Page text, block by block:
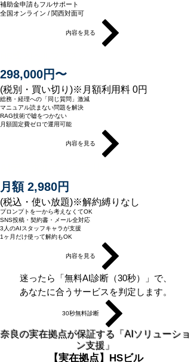
補助金申請もフルサポート
全国オンライン / 関西対面可
内容を見る
298,000円〜
(税別・買い切り)※月額利用料 0円
総務・経理への「同じ質問」激減
マニュアル読まない問題を解決
RAG技術で嘘をつかない
月額固定費ゼロで運用可能
内容を見る
月額 2,980円
(税込・使い放題)※解約縛りなし
プロンプトを一から考えなくてOK
SNS投稿・契約書・メール全対応
3人のAIスタッフキャラが支援
1ヶ月だけ使って解約もOK
内容を見る
迷ったら「無料AI診断（30秒）」で、
あなたに合うサービスを判定します。
30秒無料診断
奈良の実在拠点が保証する「AIソリューショ
ン支援」
【実在拠点】HSビル